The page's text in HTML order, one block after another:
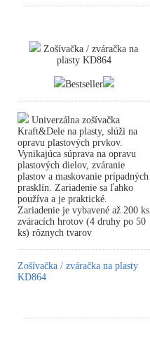
Zošívačka / zváračka na
plasty KD864
Bestseller
Univerzálna zošívačka
Kraft&Dele na plasty, slúži na
opravu plastových prvkov.
Vynikajúca súprava na opravu
plastových dielov, zváranie
plastov a maskovanie prípadných
prasklín. Zariadenie sa ľahko
používa a je praktické.
Zariadenie je vybavené až 200 ks
zváracích hrotov (4 druhy po 50
ks) rôznych tvarov
Zošívačka / zváračka na plasty
KD864